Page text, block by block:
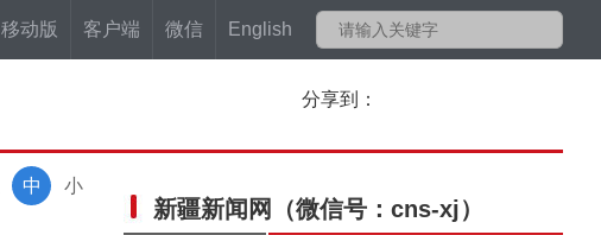
移动版 客户端 微信 English
分享到：
小
中
新疆新闻网 （微信号：cns-xj）